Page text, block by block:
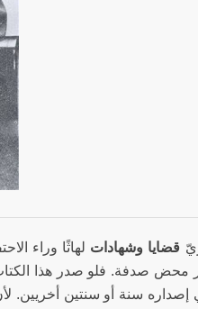
قضايا وشهادات لهاثًا وراء
[1989]، ولكنّ الأمر محض صدفة. فلو
إصداره سنة أو سنتين أخريين.